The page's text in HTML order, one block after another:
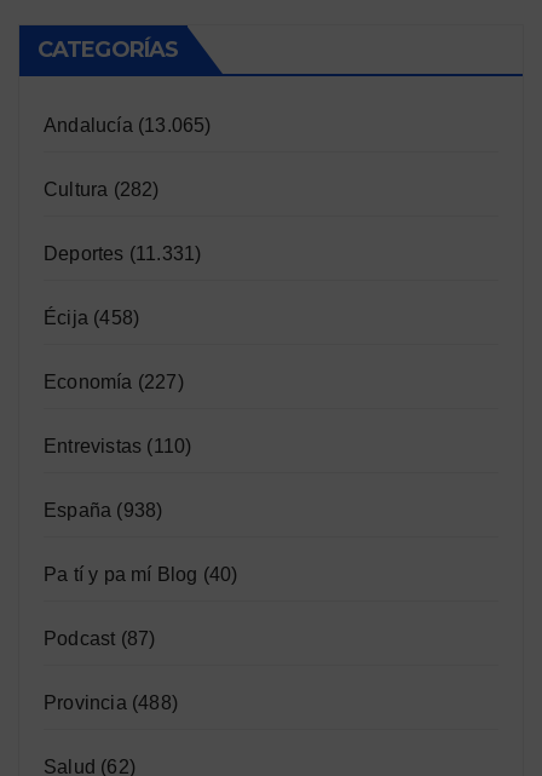
CATEGORÍAS
Andalucía (13.065)
Cultura (282)
Deportes (11.331)
Écija (458)
Economía (227)
Entrevistas (110)
España (938)
Pa tí y pa mí Blog (40)
Podcast (87)
Provincia (488)
Salud (62)